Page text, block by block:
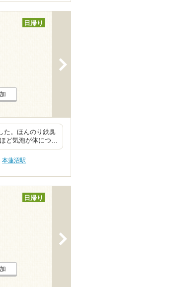
日帰り
た。ほんのり鉄臭
ど気泡が体につ…
本蓮沼駅
日帰り